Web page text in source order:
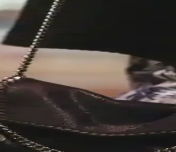
ve şık tasarımıyla günlük kullanım ve seyahat
Algısının Sosyal ve Kültürel Boyutları
algısı, bireysel ifade ve kültürel farklılıklarla
ve Anlamlı Detayların Önemi
kullanıcıların kendilerini ifade etme biçimini
Sanat ve El İşçiliğinin Özgün
tasarımı ve yüksek işçilik kalitesiyle lüks
Versiyonu: Deri Kalitesi ve Tasarım